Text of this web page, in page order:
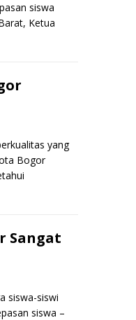
siswa
Ketua
yang
Bogor
Sangat
siswa-siswi
siswa –